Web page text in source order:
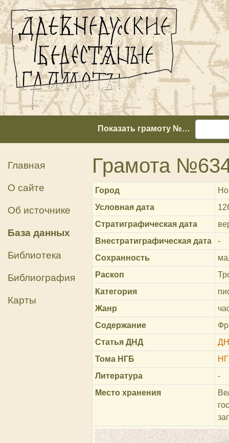
Показать грамоту №…
Главная
О сайте
Об источнике
База данных
Библиотека
Библиография
Карты
Грамота
Город
Условная дата
Стратиграфическая дата
Внестратиграфическая дата
-
Сохранность
Раскоп
Категория
Жанр
Содержание
Статья ДНД
Тома НГБ
Литература
-
Место хранения